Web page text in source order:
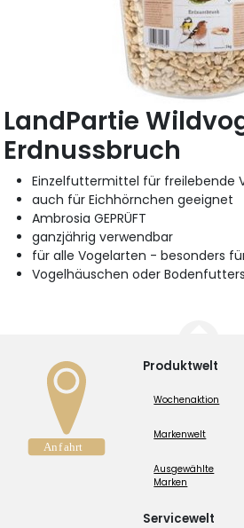
LandPartie
Erdnussbruch
Einzelfuttermittel für freilebende
auch für Eichhörnchen geeignet
Ambrosia GEPRÜFT
ganzjährig verwendbar
für alle Vogelarten - besonders
Vogelhäuschen oder
Produktwelt
Wochenaktion
Markenwelt
Ausgewählte
Marken
Servicewelt